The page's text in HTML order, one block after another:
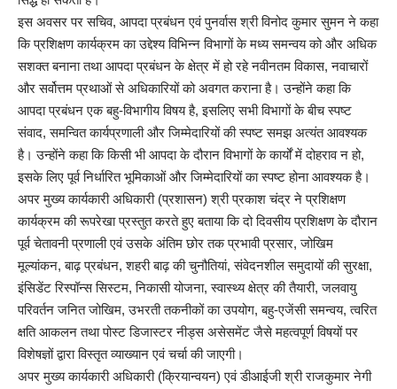
इस अवसर पर सचिव, आपदा प्रबंधन एवं पुनर्वास श्री विनोद कुमार सुमन ने कहा
कि प्रशिक्षण कार्यक्रम का उद्देश्य विभिन्न विभागों के मध्य समन्वय को और अधिक
सशक्त बनाना तथा आपदा प्रबंधन के क्षेत्र में हो रहे नवीनतम विकास, नवाचारों
और सर्वोत्तम प्रथाओं से अधिकारियों को अवगत कराना है। उन्होंने कहा कि
आपदा प्रबंधन एक बहु-विभागीय विषय है, इसलिए सभी विभागों के बीच स्पष्ट
संवाद, समन्वित कार्यप्रणाली और जिम्मेदारियों की स्पष्ट समझ अत्यंत आवश्यक
है। उन्होंने कहा कि किसी भी आपदा के दौरान विभागों के कार्यों में दोहराव न हो,
इसके लिए पूर्व निर्धारित भूमिकाओं और जिम्मेदारियों का स्पष्ट होना आवश्यक है।
अपर मुख्य कार्यकारी अधिकारी (प्रशासन) श्री प्रकाश चंद्र ने प्रशिक्षण
कार्यक्रम की रूपरेखा प्रस्तुत करते हुए बताया कि दो दिवसीय प्रशिक्षण के दौरान
पूर्व चेतावनी प्रणाली एवं उसके अंतिम छोर तक प्रभावी प्रसार, जोखिम
मूल्यांकन, बाढ़ प्रबंधन, शहरी बाढ़ की चुनौतियां, संवेदनशील समुदायों की सुरक्षा,
इंसिडेंट रिस्पॉन्स सिस्टम, निकासी योजना, स्वास्थ्य क्षेत्र की तैयारी, जलवायु
परिवर्तन जनित जोखिम, उभरती तकनीकों का उपयोग, बहु-एजेंसी समन्वय, त्वरित
क्षति आकलन तथा पोस्ट डिजास्टर नीड्स असेसमेंट जैसे महत्वपूर्ण विषयों पर
विशेषज्ञों द्वारा विस्तृत व्याख्यान एवं चर्चा की जाएगी।
अपर मुख्य कार्यकारी अधिकारी (क्रियान्वयन) एवं डीआईजी श्री राजकुमार नेगी